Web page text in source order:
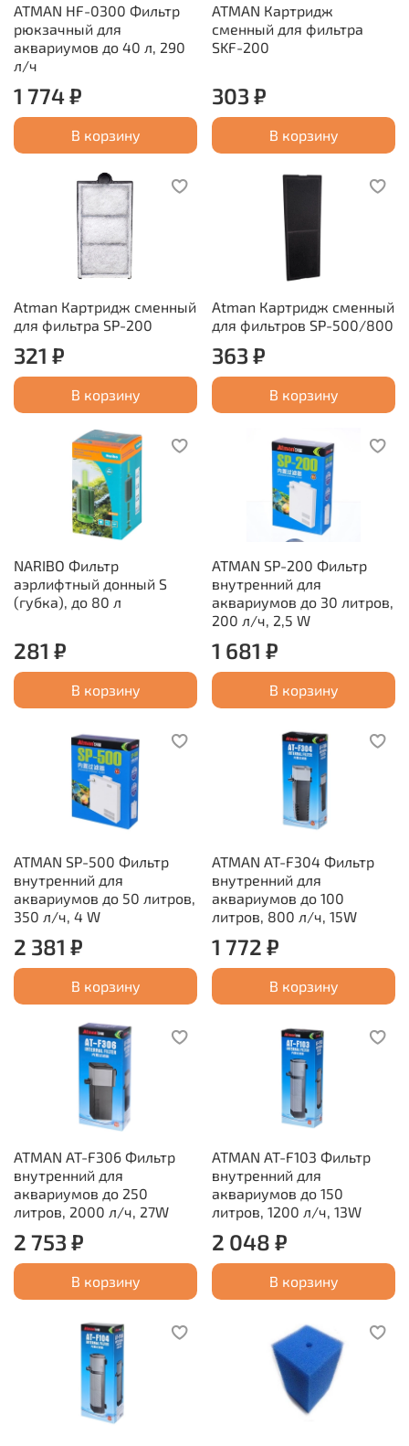
ATMAN HF-0300 Фильтр
рюкзачный для
аквариумов до 40 л, 290
л/ч
1 774 ₽
В корзину
ATMAN Картридж
сменный для фильтра
SKF-200
303 ₽
В корзину
Atman Картридж сменный
для фильтра SP-200
321 ₽
В корзину
Atman Картридж сменный
для фильтров SP-500/800
363 ₽
В корзину
NARIBO Фильтр
аэрлифтный донный S
(губка), до 80 л
281 ₽
В корзину
ATMAN SP-200 Фильтр
внутренний для
аквариумов до 30 литров,
200 л/ч, 2,5 W
1 681 ₽
В корзину
ATMAN SP-500 Фильтр
внутренний для
аквариумов до 50 литров,
350 л/ч, 4 W
2 381 ₽
В корзину
ATMAN AT-F304 Фильтр
внутренний для
аквариумов до 100
литров, 800 л/ч, 15W
1 772 ₽
В корзину
ATMAN AT-F306 Фильтр
внутренний для
аквариумов до 250
литров, 2000 л/ч, 27W
2 753 ₽
В корзину
ATMAN AT-F103 Фильтр
внутренний для
аквариумов до 150
литров, 1200 л/ч, 13W
2 048 ₽
В корзину